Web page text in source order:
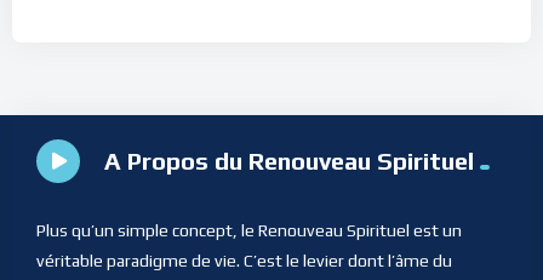
A Propos du Renouveau Spirituel
Plus qu’un simple concept, le Renouveau Spirituel est un
véritable paradigme de vie. C’est le levier dont l’âme du